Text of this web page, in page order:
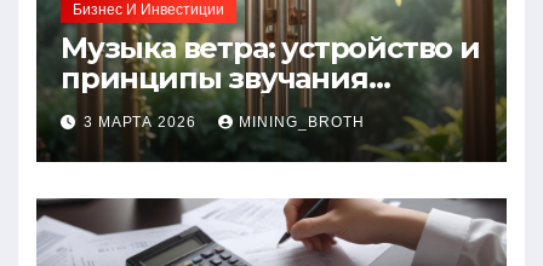
Бизнес И Инвестиции
Музыка ветра: устройство и
принципы звучания
колокольчиков
3 МАРТА 2026 MINING_BROTH